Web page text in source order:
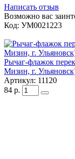
Написать отзыв
Возможно вас
Код: УМ0021223
Рычаг-флажок
Мизин, г.
Артикул: 11120
84 р.